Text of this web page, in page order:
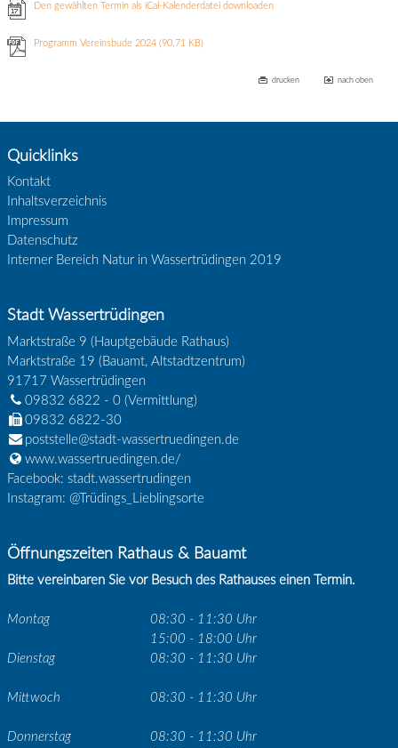
Den gewählten Termin als iCal-Kalenderdatei downloaden
Programm Vereinsbude 2024(90.71 KB)
drucken nach oben
Quicklinks
Kontakt
Inhaltsverzeichnis
Impressum
Datenschutz
Interner Bereich Natur in Wassertrüdingen 2019
Stadt Wassertrüdingen
Marktstraße 9 (Hauptgebäude Rathaus)
Marktstraße 19 (Bauamt, Altstadtzentrum)
91717 Wassertrüdingen
09832 6822 - 0(Vermittlung)
09832 6822-30
poststelle@stadt-wassertruedingen.de
www.wassertruedingen.de/
Facebook: stadt.wassertrudingen
Instagram: @Trüdings_Lieblingsorte
Öffnungszeiten Rathaus & Bauamt
Bitte vereinbaren Sie vor Besuch des Rathauses einen Termin.
Montag
08:30 - 11:30 Uhr
15:00 - 18:00 Uhr
Dienstag
08:30 - 11:30 Uhr
Mittwoch 08:30 - 11:30 Uhr
Donnerstag
08:30 - 11:30 Uhr